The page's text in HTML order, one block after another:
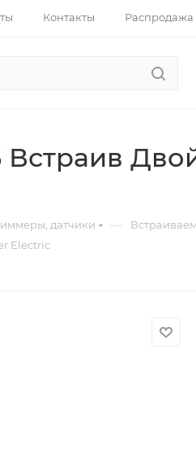
Контакты Распродажа
Встраив
датчики —
Electric